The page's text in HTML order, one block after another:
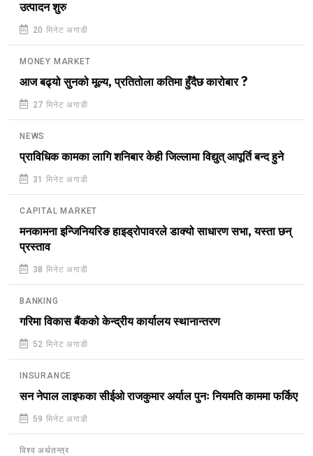
उत्पादन शुरु
20 मिनेट अगाडी
MONEY MARKET
आज बढ्यो सुनको मूल्य, प्रतितोला कतिमा हुँदैछ कारोबार ?
27 मिनेट अगाडी
NEWS
प्राविधिक कामका लागि शनिबार केही जिल्लामा विद्युत् आपूर्ति बन्द हुने
31 मिनेट अगाडी
CAPITAL MARKET
मनकामना इन्जिनियरिङ हाइड्रोपावरले डाक्यो साधारण सभा, यस्ता छन्
प्रस्ताव
38 मिनेट अगाडी
BANKING
गरिमा विकास बैंकको केन्द्रीय कार्यालय स्थानान्तरण
52 मिनेट अगाडी
INSURANCE
सन नेपाल लाइफका सीईओ राजकुमार अर्याल पुनः नियमति काममा फर्किए
59 मिनेट अगाडी
विश्व अर्थतन्त्र